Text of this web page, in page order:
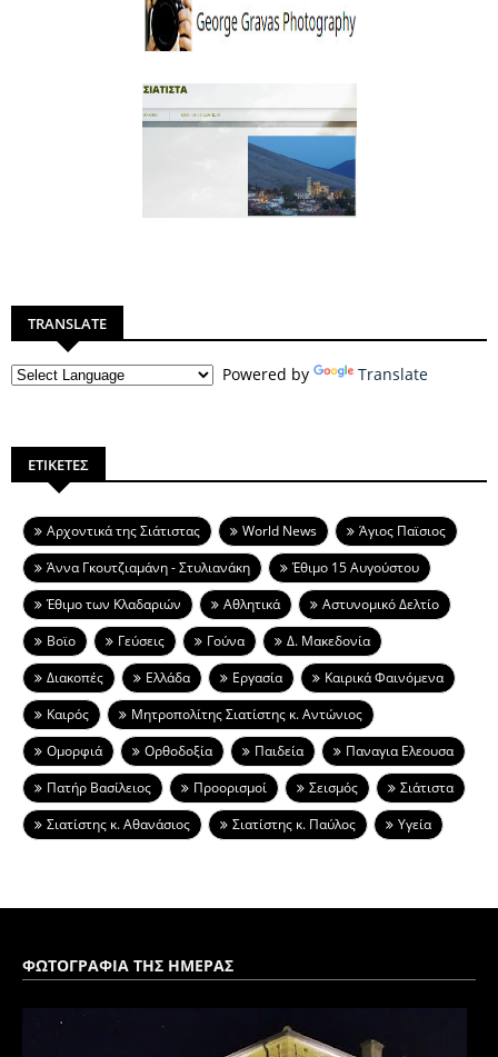
TRANSLATE
Powered by Translate
ΕΤΙΚΕΤΕΣ
Aρχοντικά της Σιάτιστας World News
Άγιος Παϊσιος
Άννα Γκουτζιαμάνη - Στυλιανάκη
Έθιμο 15 Αυγούστου
Έθιμο των Κλαδαριών
Αθλητικά
Αστυνομικό Δελτίο
Βοϊο
Γεύσεις Γούνα
Δ. Μακεδονία
Διακοπές
Ελλάδα Εργασία
Καιρικά Φαινόμενα
Καιρός
Μητροπολίτης Σιατίστης κ. Αντώνιος
Ομορφιά
Ορθοδοξία Παιδεία
Παναγια Ελεουσα
Πατήρ Βασίλειος
Προορισμοί Σεισμός
Σιάτιστα
Σιατίστης κ. Αθανάσιος
Σιατίστης κ. Παύλος Υγεία
ΦΩΤΟΓΡΑΦΙΑ ΤΗΣ ΗΜΕΡΑΣ